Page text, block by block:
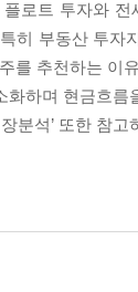
로트 투자와
히 부동산 투
추천하는 이
하며 현금흐
분석’ 또한 참